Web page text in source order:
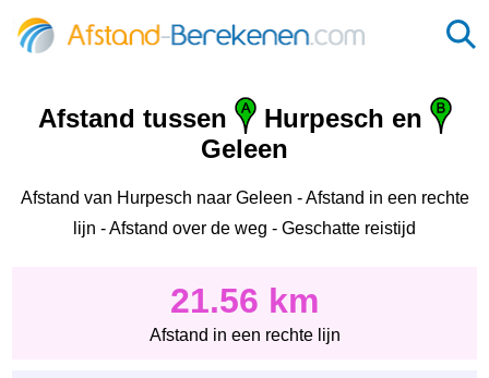
Afstand tussen
Hurpesch en
Geleen
Afstand van Hurpesch naar Geleen - Afstand in een rechte
lijn - Afstand over de weg - Geschatte reistijd
21.56 km
Afstand in een rechte lijn